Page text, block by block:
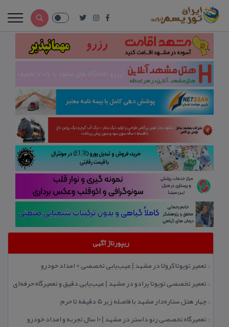
ریپورتاژ آگهی
:: تعمیر تویوتا كرولا در مشهد | عیب‌یابی تخصصی + امداد خودرو
:: تعمیر تخصصی تویوتا پرادو در مشهد | عیب‌یابی دقیق و تعمیرگاه حرفه‌ای
::چهار هتل‌ ستاره‌دار مشهد با فاصله زیر 5 دقیقه تا حرم
:: تعمیرگاه تخصصی رنو داستر در مشهد | ۱۰ سال تجربه و امداد خودرو